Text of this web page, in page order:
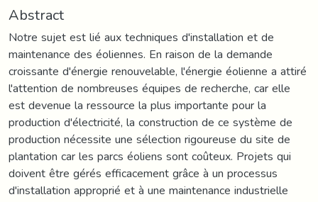
Abstract
Notre sujet est lié aux techniques d'installation et de
maintenance des éoliennes. En raison de la demande
croissante d'énergie renouvelable, l'énergie éolienne a attiré
l'attention de nombreuses équipes de recherche, car elle
est devenue la ressource la plus importante pour la
production d'électricité, la construction de ce système de
production nécessite une sélection rigoureuse du site de
plantation car les parcs éoliens sont coûteux. Projets qui
doivent être gérés efficacement grâce à un processus
d'installation approprié et à une maintenance industrielle